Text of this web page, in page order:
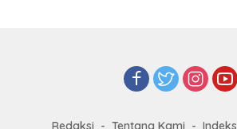
Redaksi Tentang Kami Indeks